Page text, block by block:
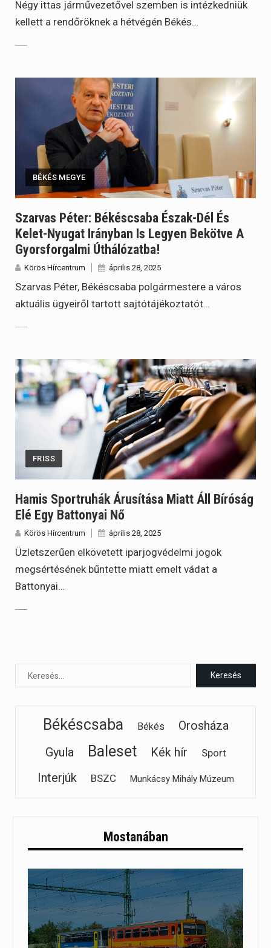
Négy ittas járművezetővel szemben is intézkedniük
kellett a rendőröknek a hétvégén Békés…
BÉKÉS MEGYE
Szarvas Péter: Békéscsaba Észak-Dél És
Kelet-Nyugat Irányban Is Legyen Bekötve A
Gyorsforgalmi Úthálózatba!
Körös Hírcentrum április 28, 2025
Szarvas Péter, Békéscsaba polgármestere a város
aktuális ügyeiről tartott sajtótájékoztatót…
FRISS
Hamis Sportruhák Árusítása Miatt Áll Bíróság
Elé Egy Battonyai Nő
Körös Hírcentrum április 28, 2025
Üzletszerűen elkövetett iparjogvédelmi jogok
megsértésének bűntette miatt emelt vádat a
Battonyai…
Békéscsaba Békés
Orosháza
Gyula
Baleset Kék hír Sport
Interjúk BSZC Munkácsy Mihály Múzeum
Mostanában